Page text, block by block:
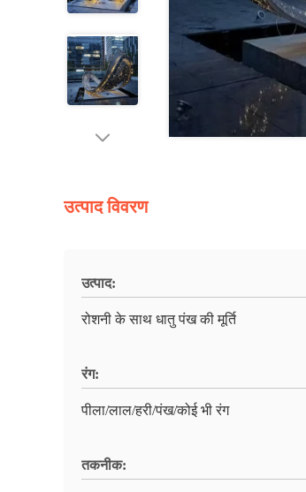
उत्पाद विवरण
उत्पाद:
रोशनी के साथ धातु पंख की मूर्ति
रंग:
पीला/लाल/हरी/पंख/कोई भी रंग
तकनीक: